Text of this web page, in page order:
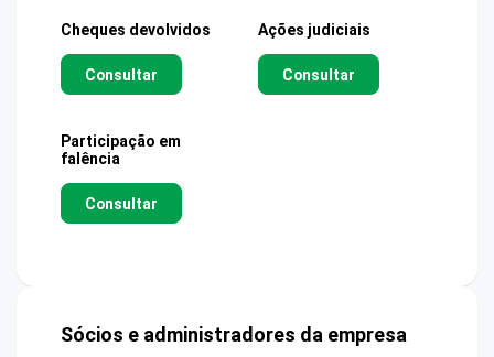
Cheques devolvidos
Consultar
Ações judiciais
Consultar
Participação em
falência
Consultar
Sócios e administradores da empresa